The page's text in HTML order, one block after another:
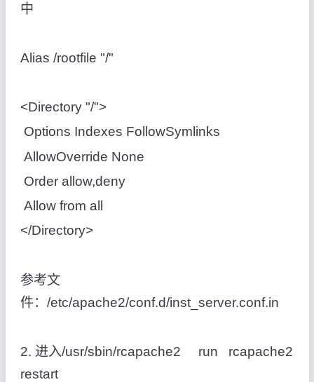
中
Alias /rootfile "/"
<Directory "/">
Options Indexes FollowSymlinks
AllowOverride None
Order allow,deny
Allow from all
</Directory>
参考文
件：/etc/apache2/conf.d/inst_server.conf.in
2. 进入/usr/sbin/rcapache2 run rcapache2
restart